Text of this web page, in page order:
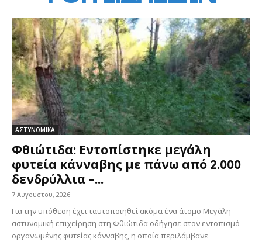
ΑΣΤΥΝΟΜΙΚΑ
Φθιώτιδα: Εντοπίστηκε μεγάλη
φυτεία κάνναβης με πάνω από 2.000
δενδρύλλια –...
7 Αυγούστου, 2026
Για την υπόθεση έχει ταυτοποιηθεί ακόμα ένα άτομο Μεγάλη
αστυνομική επιχείρηση στη Φθιώτιδα οδήγησε στον εντοπισμό
οργανωμένης φυτείας κάνναβης, η οποία περιλάμβανε